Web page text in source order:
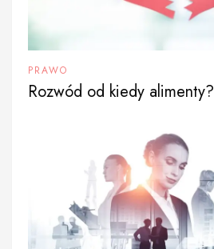
PRAWO
Rozwód od kiedy alimenty?